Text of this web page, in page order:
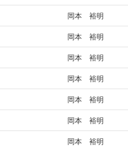
岡本 裕明
岡本 裕明
岡本 裕明
岡本 裕明
岡本 裕明
岡本 裕明
岡本 裕明